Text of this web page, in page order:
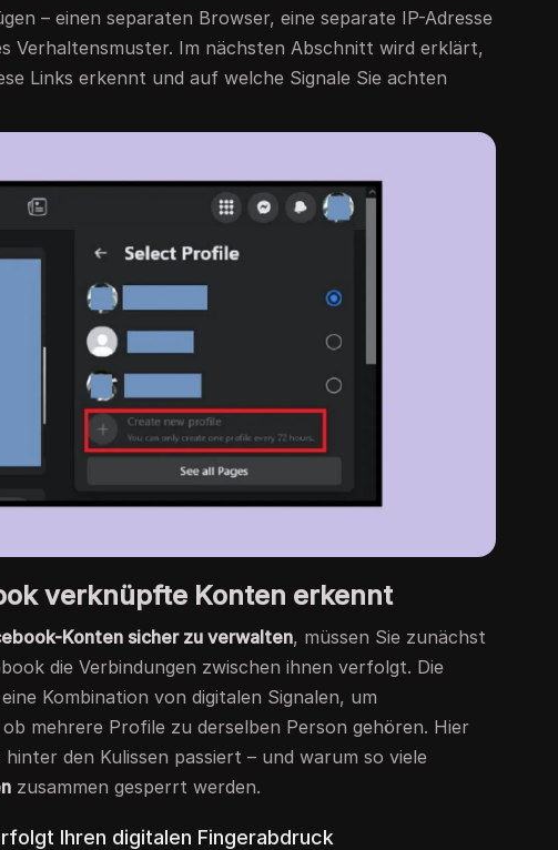
– einen separaten Browser, eine separate IP-Adresse
Verhaltensmuster. Im nächsten Abschnitt wird erklärt,
Links erkennt und auf welche Signale Sie achten
verknüpfte Konten erkennt
Konten sicher zu verwalten, müssen Sie zunächst
die Verbindungen zwischen ihnen verfolgt. Die
Kombination von digitalen Signalen, um
mehrere Profile zu derselben Person gehören. Hier
den Kulissen passiert – und warum so viele
zusammen gesperrt werden.
Ihren digitalen Fingerabdruck